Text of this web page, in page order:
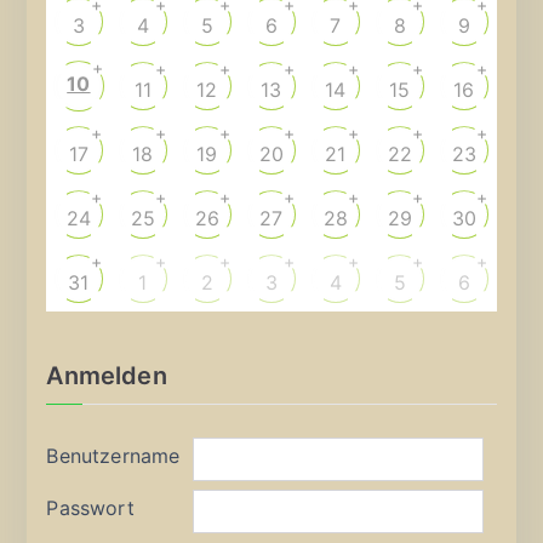
3
+
4
+
5
+
6
+
7
+
8
+
9
+
10
+
11
+
12
+
13
+
14
+
15
+
16
+
17
+
18
+
19
+
20
+
21
+
22
+
23
+
24
+
25
+
26
+
27
+
28
+
29
+
30
+
31
+
1
+
2
+
3
+
4
+
5
+
6
+
Anmelden
Benutzername
Passwort